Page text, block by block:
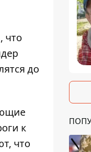
что
до
к
что